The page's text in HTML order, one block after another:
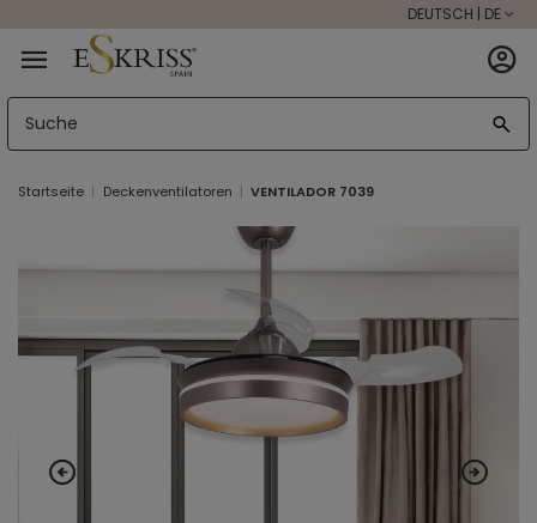
DEUTSCH | DE
Startseite Deckenventilatoren VENTILADOR 7039